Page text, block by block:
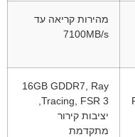
מהירות קריאה עד
‎7100MB/s‎
16GB GDDR7‎, Ray
יציבות קירור
מתקדמת